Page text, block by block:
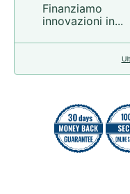
Finanziamo
innovazioni in...